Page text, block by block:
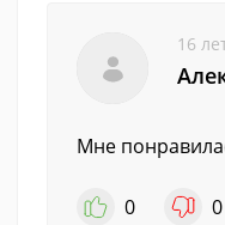
16
Мне
0 0